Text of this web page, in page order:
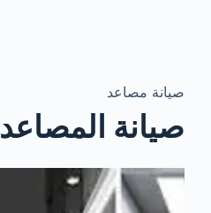
صيانة مصاعد
صيانة المصاعد